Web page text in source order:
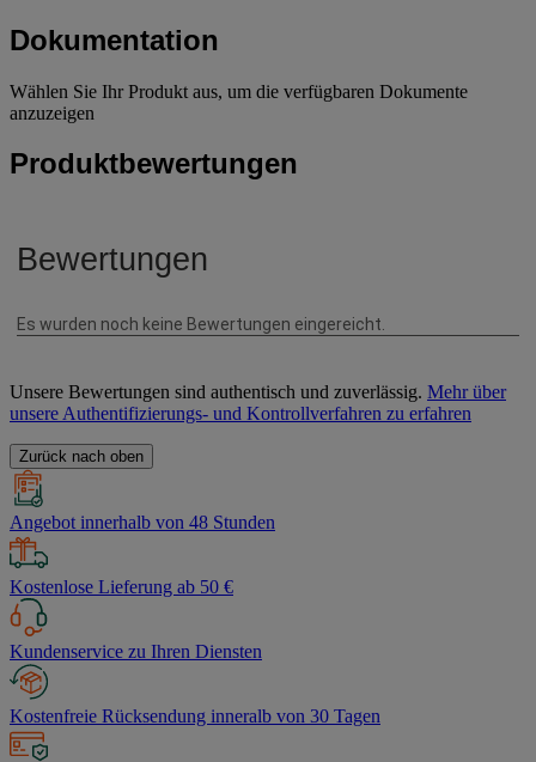
Dokumentation
Wählen Sie Ihr Produkt aus, um die verfügbaren Dokumente
anzuzeigen
Produktbewertungen
Unsere Bewertungen sind authentisch und zuverlässig. Mehr über
unsere Authentifizierungs- und Kontrollverfahren zu erfahren
Zurück nach oben
Angebot innerhalb von 48 Stunden
Kostenlose Lieferung ab 50 €
Kundenservice zu Ihren Diensten
Kostenfreie Rücksendung inneralb von 30 Tagen